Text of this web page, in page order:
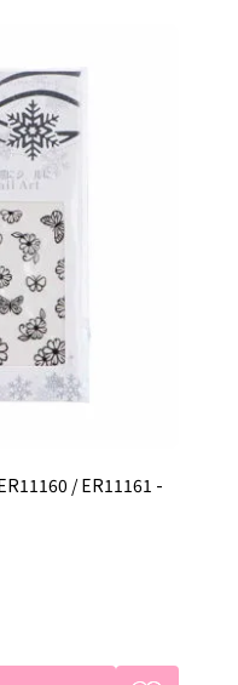
/ ER11161 -